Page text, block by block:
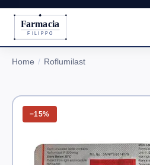
Farmacia
FILIPPO
Home Roflumilast
−15%